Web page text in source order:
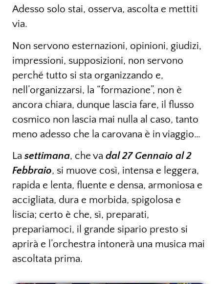
Adesso solo stai, osserva, ascolta e mettiti
via.
Non servono esternazioni, opinioni, giudizi,
impressioni, supposizioni, non servono
perché tutto si sta organizzando e,
nell’organizzarsi, la “formazione”, non è
ancora chiara, dunque lascia fare, il flusso
cosmico non lascia mai nulla al caso, tanto
meno adesso che la carovana è in viaggio…
La settimana, che va dal 27 Gennaio al 2
Febbraio, si muove così, intensa e leggera,
rapida e lenta, fluente e densa, armoniosa e
accigliata, dura e morbida, spigolosa e
liscia; certo è che, sì, preparati,
prepariamoci, il grande sipario presto si
aprirà e l’orchestra intonerà una musica mai
ascoltata prima.